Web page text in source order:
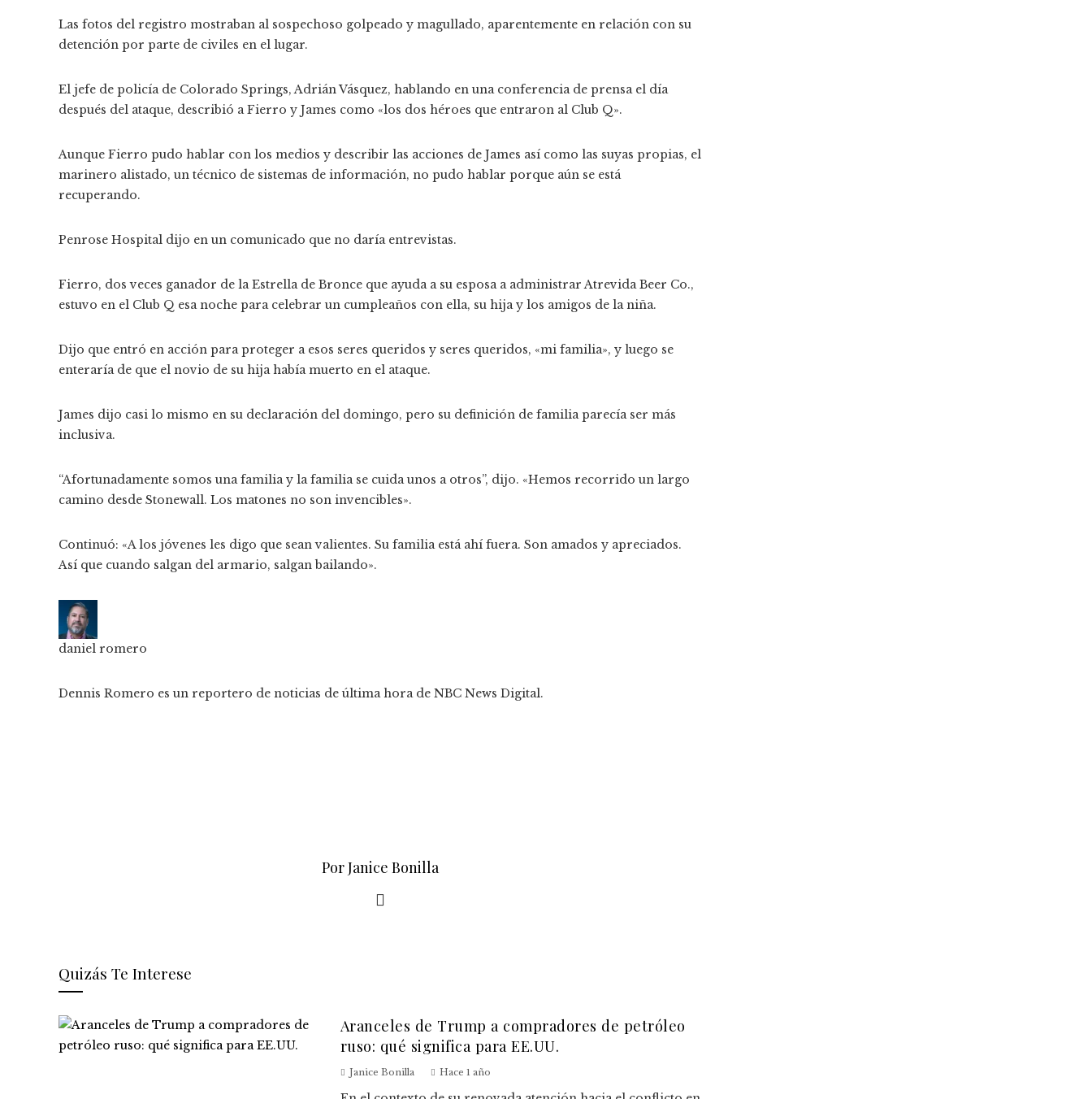
Las fotos del registro mostraban al sospechoso golpeado y magullado, aparentemente en relación con su
detención por parte de civiles en el lugar.
El jefe de policía de Colorado Springs, Adrián Vásquez, hablando en una conferencia de prensa el día
después del ataque, describió a Fierro y James como «los dos héroes que entraron al Club Q».
Aunque Fierro pudo hablar con los medios y describir las acciones de James así como las suyas propias, el
marinero alistado, un técnico de sistemas de información, no pudo hablar porque aún se está
recuperando.
Penrose Hospital dijo en un comunicado que no daría entrevistas.
Fierro, dos veces ganador de la Estrella de Bronce que ayuda a su esposa a administrar Atrevida Beer Co.,
estuvo en el Club Q esa noche para celebrar un cumpleaños con ella, su hija y los amigos de la niña.
Dijo que entró en acción para proteger a esos seres queridos y seres queridos, «mi familia», y luego se
enteraría de que el novio de su hija había muerto en el ataque.
James dijo casi lo mismo en su declaración del domingo, pero su definición de familia parecía ser más
inclusiva.
“Afortunadamente somos una familia y la familia se cuida unos a otros”, dijo. «Hemos recorrido un largo
camino desde Stonewall. Los matones no son invencibles».
Continuó: «A los jóvenes les digo que sean valientes. Su familia está ahí fuera. Son amados y apreciados.
Así que cuando salgan del armario, salgan bailando».
daniel romero
Dennis Romero es un reportero de noticias de última hora de NBC News Digital.
Por Janice Bonilla
Quizás Te Interese
Aranceles de Trump a compradores de petróleo
ruso: qué significa para EE.UU.
Janice Bonilla Hace 1 año